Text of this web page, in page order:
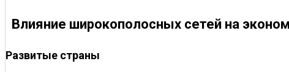
Влияние широкополосных сетей на
Развитые страны